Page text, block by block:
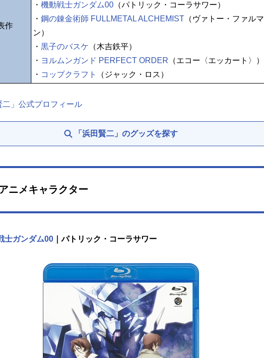
作
・ 機動戦士ガンダム00 （パトリック・コーラサワー）
・ 鋼の錬金術師 FULLMETAL ALCHEMIST （ヴァトー・ファルマ
ン）
・ 黒子のバスケ （木吉鉄平）
・ ヨルムンガンド PERFECT ORDER （エコー〈エッカート〉）
・ コップクラフト （ジャック・ロス）
二」公式プロフィール
「浜田賢二」のグッズを探す
ニメキャラクター
士ガンダム00 ｜パトリック・コーラサワー